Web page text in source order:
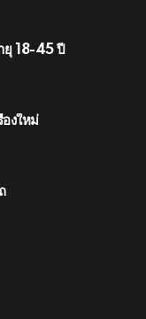
ยุ 18-45 ปี
งใหม่